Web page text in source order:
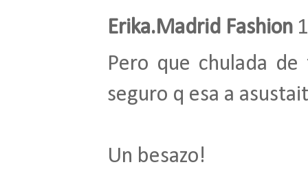
Erika.Madrid Fashion
Pero que chulada
seguro q esa a
Un besazo!